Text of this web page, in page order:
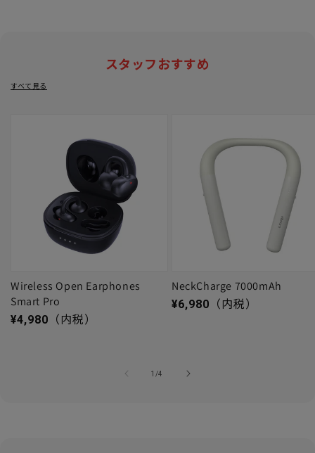
スタッフおすすめ
すべて見る
Wireless Open Earphones
Smart Pro
通常価格
¥4,980 （内税）
NeckCharge 7000mAh
通常価格
¥6,980 （内税）
1 /
の4